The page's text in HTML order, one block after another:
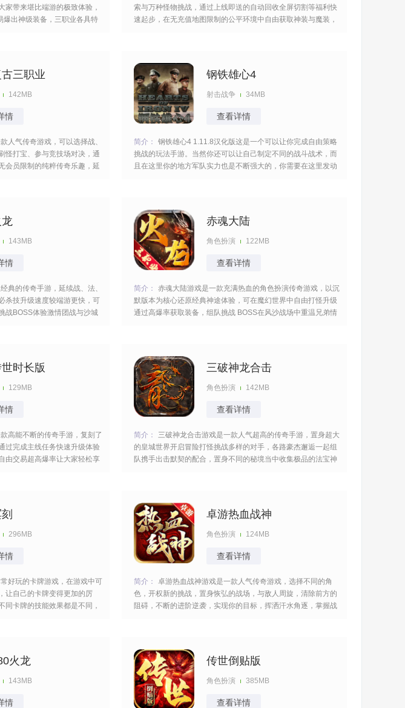
家带来堪比端游的极致体验，
爆出神级装备，三职业各具特
索与万种怪物挑战，通过上线即送的自动回收全屏切割等福利快
速起步，在无充值地图限制的公平环境中自由获取神装与魔装，
三职业
142MB
情
人气传奇游戏，可以选择战、
怪打宝、参与竞技场对决，通
会员限制的纯粹传奇乐趣，延
钢铁雄心4
射击战争 34MB
查看详情
简介：
钢铁雄心4 1.11.8汉化版这是一个可以让你完成自由策略
挑战的玩法手游。当然你还可以让自己制定不同的战斗战术，而
且在这里你的地方军队实力也是不断强大的，你需要在这里发动
143MB
情
典的传奇手游，延续战、法、
杀技升级速度较端游更快，可
战BOSS体验激情团战与沙城
赤魂大陆
角色扮演 122MB
查看详情
简介：
赤魂大陆游戏是一款充满热血的角色扮演传奇游戏，以沉
默版本为核心还原经典神途体验，可在魔幻世界中自由打怪升级
通过高爆率获取装备，组队挑战 BOSS在风沙战场中重温兄弟情
时长版
129MB
情
高能不断的传奇手游，复刻了
过完成主线任务快速升级体验
由交易超高爆率让大家轻松享
三破神龙合击
角色扮演 142MB
查看详情
简介：
三破神龙合击游戏是一款人气超高的传奇手游，置身超大
的皇城世界开启冒险打怪挑战多样的对手，各路豪杰邂逅一起组
队携手出击默契的配合，置身不同的秘境当中收集极品的法宝神
296MB
情
好玩的卡牌游戏，在游戏中可
让自己的卡牌变得更加的厉
同卡牌的技能效果都是不同，
卓游热血战神
角色扮演 124MB
查看详情
简介：
卓游热血战神游戏是一款人气传奇游戏，选择不同的角
色，开权新的挑战，置身恢弘的战场，与敌人周旋，清除前方的
阻碍，不断的进阶逆袭，实现你的目标，挥洒汗水角逐，掌握战
火龙
143MB
情
传世倒贴版
角色扮演 385MB
查看详情